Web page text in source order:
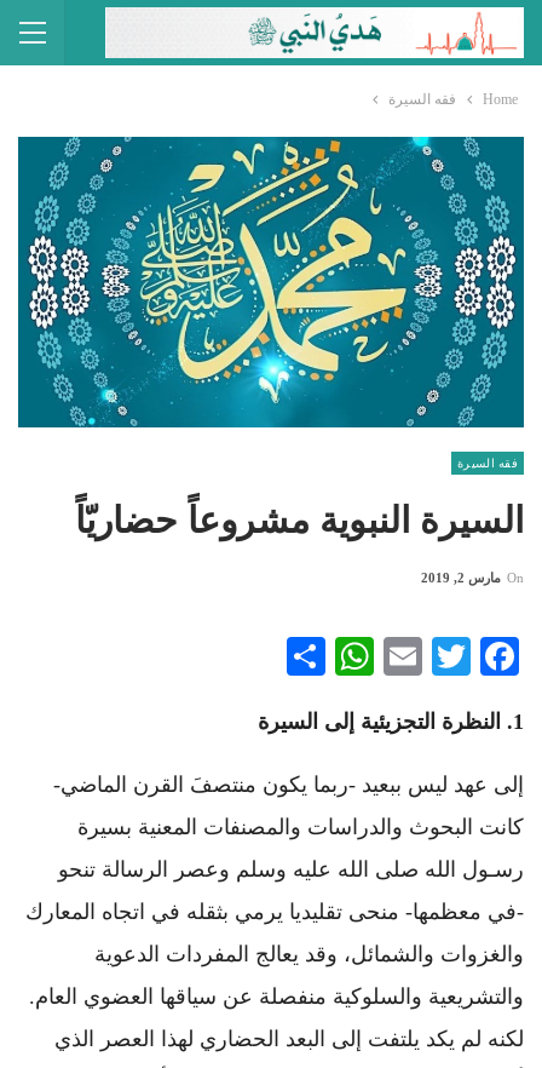
Home فقه السيرة
فقه السيرة
السيرة النبوية مشروعاً حضاريّاً
On مارس 2, 2019
Facebook
Twitter
Email
WhatsApp
1. النظرة التجزيئية إلى السيرة
إلى عهد ليس ببعيد -ربما يكون منتصفَ القرن الماضي-
كانت البحوث والدراسات والمصنفات المعنية بسيرة
رسـول الله صلى الله عليه وسلم وعصر الرسالة تنحو
-في معظمها- منحى تقليديا يرمي بثقله في اتجاه المعارك
والغزوات والشمائل، وقد يعالج المفردات الدعوية
والتشريعية والسلوكية منفصلة عن سياقها العضوي العام.
لكنه لم يكد يلتفت إلى البعد الحضاري لهذا العصر الذي